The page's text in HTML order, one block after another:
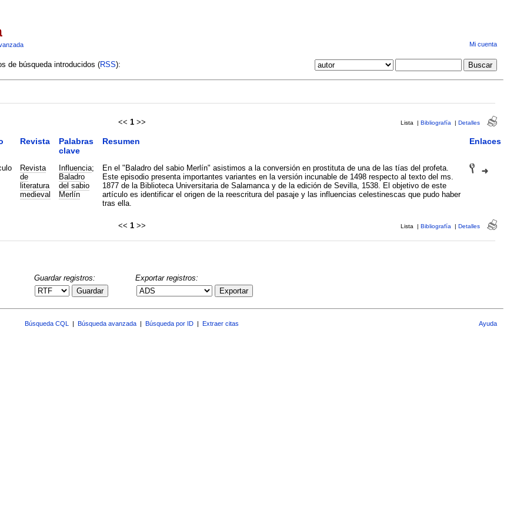
Mi cuenta
de búsqueda introducidos (RSS):
<< 1 >> Lista | Bibliografía | Detalles
Revista
Palabras
clave
Resumen Enlaces
Revista
de
literatura
medieval
Influencia;
Baladro
del sabio
Merlín
En el "Baladro del sabio Merlín" asistimos a la conversión en prostituta de una de las tías del profeta.
Este episodio presenta importantes variantes en la versión incunable de 1498 respecto al texto del ms.
1877 de la Biblioteca Universitaria de Salamanca y de la edición de Sevilla, 1538. El objetivo de este
artículo es identificar el origen de la reescritura del pasaje y las influencias celestinescas que pudo haber
tras ella.
<< 1 >> Lista | Bibliografía | Detalles
Guardar registros:
Guardar
Exportar registros:
Exportar
Búsqueda CQL Búsqueda avanzada Búsqueda por ID Extraer citas Ayuda